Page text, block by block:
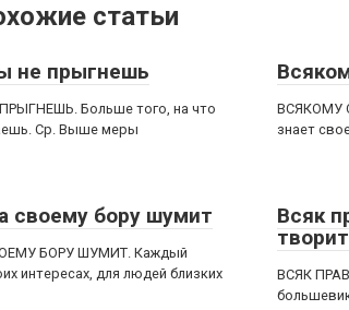
статьи
не прыгнешь
Больше того, на что
Ср. Выше меры
ВСЯКОМУ
знает
своему бору шумит
БОРУ ШУМИТ. Каждый
интересах, для людей близких
Всяк
творит
ВСЯК